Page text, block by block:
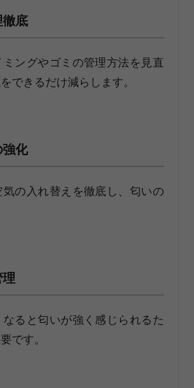
底
ングやゴミの管理方法を見直
できるだけ減らします。
化
の入れ替えを徹底し、匂いの
ると匂いが強く感じられるた
です。